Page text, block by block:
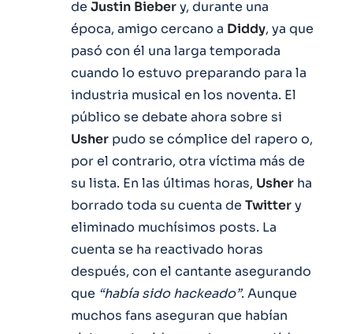
de Justin Biebery, durante una
época, amigo cercano a Diddy, ya que
pasó con él una larga temporada
cuando lo estuvo preparando para la
industria musical en los noventa. El
público se debate ahora sobre si
Usher pudo se cómplice del rapero o,
por el contrario, otra víctima más de
su lista. En las últimas horas, Usher ha
borrado toda su cuenta de Twittery
eliminado muchísimos posts. La
cuenta se ha reactivado horas
después, con el cantante asegurando
que “había sido hackeado”. Aunque
muchos fans aseguran que habían